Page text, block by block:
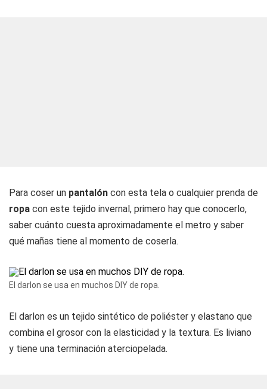
Para coser un pantalón con esta tela o cualquier prenda de
ropa con este tejido invernal, primero hay que conocerlo,
saber cuánto cuesta aproximadamente el metro y saber
qué mañas tiene al momento de coserla.
El darlon se usa en muchos DIY de ropa.
El darlon es un tejido sintético de poliéster y elastano que
combina el grosor con la elasticidad y la textura. Es liviano
y tiene una terminación aterciopelada.